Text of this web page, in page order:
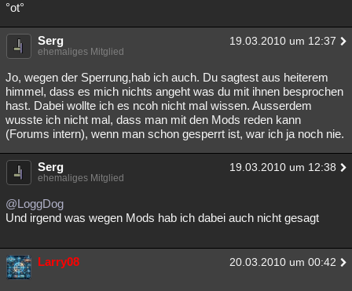
°ot°
Serg 19.03.2010 um 12:37
ehemaliges Mitglied
Jo, wegen der Sperrung,hab ich auch. Du sagtest aus heiterem
himmel, dass es mich nichts angeht was du mit ihnen besprochen
hast. Dabei wollte ich es ncoh nicht mal wissen. Ausserdem
wusste ich nicht mal, dass man mit den Mods reden kann
(Forums intern), wenn man schon gesperrt ist, war ich ja noch nie.
Serg 19.03.2010 um 12:38
ehemaliges Mitglied
@LoggDog
Und irgend was wegen Mods hab ich dabei auch nicht gesagt
Larry08 20.03.2010 um 00:42